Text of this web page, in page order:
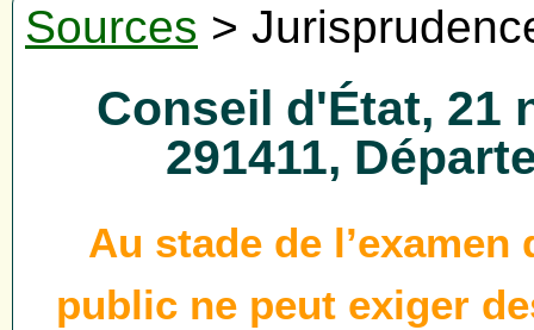
Sources >
Conseil d'État, 21
291411,
Au stade de
public ne peut exiger